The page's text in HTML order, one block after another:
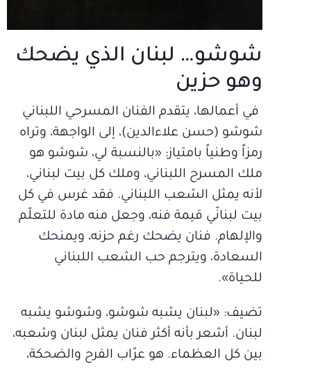
شوشو… لبنان الذي يضحك
وهو حزين
في أعمالها، يتقدم الفنان المسرحي اللبناني
شوشو (حسن علاءالدين)، إلى الواجهة، وتراه
رمزاً وطنياً بامتياز: «بالنسبة لي، شوشو هو
ملك المسرح اللبناني، وملك كل بيت لبناني،
لأنه يمثل الشعب اللبناني. فقد غرس في كل
بيت لبنانّي قيمة فنه، وجعل منه مادة للتعلّم
والإلهام. فنان يضحك رغم حزنه، ويمنحك
السعادة، ويترجم حب الشعب اللبناني
للحياة».
تضيف: «لبنان يشبه شوشو، وشوشو يشبه
لبنان. أشعر بأنه أكثر فنان يمثل لبنان وشعبه،
بين كل العظماء. هو عرّاب الفرح والضحكة،